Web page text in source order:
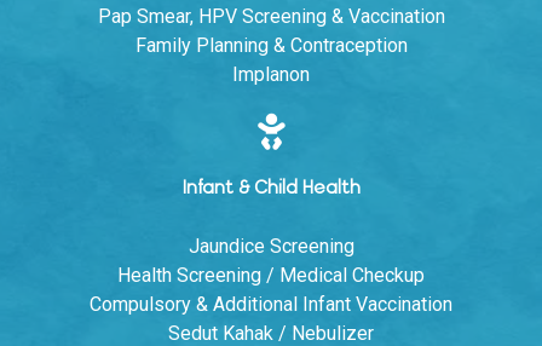
Pap Smear, HPV Screening & Vaccination
Family Planning & Contraception
Implanon
Infant & Child Health
Jaundice Screening
Health Screening / Medical Checkup
Compulsory & Additional Infant Vaccination
Sedut Kahak / Nebulizer